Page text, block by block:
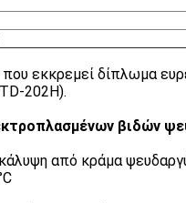
εκκρεμεί δίπλωμα
202H).
βιδών
από κράμα